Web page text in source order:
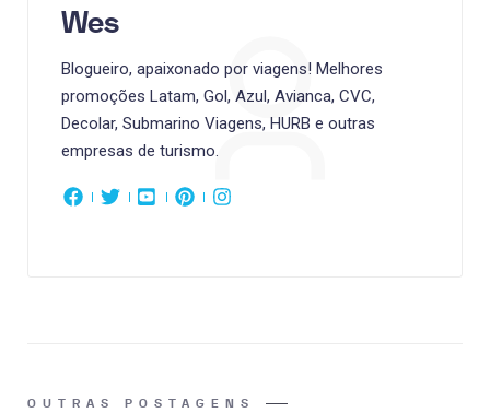
Wes
Blogueiro, apaixonado por viagens! Melhores
promoções Latam, Gol, Azul, Avianca, CVC,
Decolar, Submarino Viagens, HURB e outras
empresas de turismo.
OUTRAS POSTAGENS